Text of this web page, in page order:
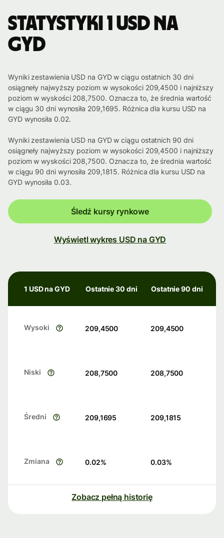
Statystyki 1 USD na
GYD
Wyniki zestawienia USD na GYD w ciągu ostatnich 30 dni
osiągneły najwyższy poziom w wysokości 209,4500 i najniższy
poziom w wyskości 208,7500. Oznacza to, że średnia wartość
w ciągu 30 dni wynosiła 209,1695. Różnica dla kursu USD na
GYD wynosiła 0.02.
Wyniki zestawienia USD na GYD w ciągu ostatnich 90 dni
osiągneły najwyższy poziom w wysokości 209,4500 i najniższy
poziom w wyskości 208,7500. Oznacza to, że średnia wartość
w ciągu 90 dni wynosiła 209,1815. Różnica dla kursu USD na
GYD wynosiła 0.03.
Śledź kursy rynkowe
Wyświetl wykres USD na GYD
1 USD na GYD Ostatnie 30 dni Ostatnie 90 dni
Wysoki 209,4500 209,4500
Niski 208,7500 208,7500
Średni 209,1695 209,1815
Zmiana 0.02% 0.03%
Zobacz pełną historię